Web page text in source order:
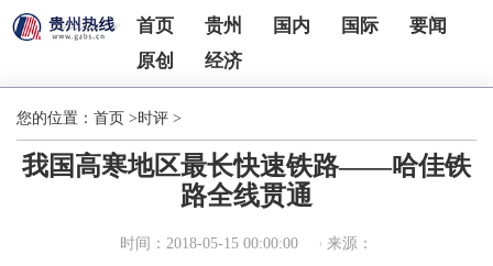
首页 贵州 国内 国际
要闻
原创
经济
您的位置： 首页 >时评 >
我国高寒地区最长快速铁路——哈佳铁
路全线贯通
时间：2018-05-15 00:00:00 来源：